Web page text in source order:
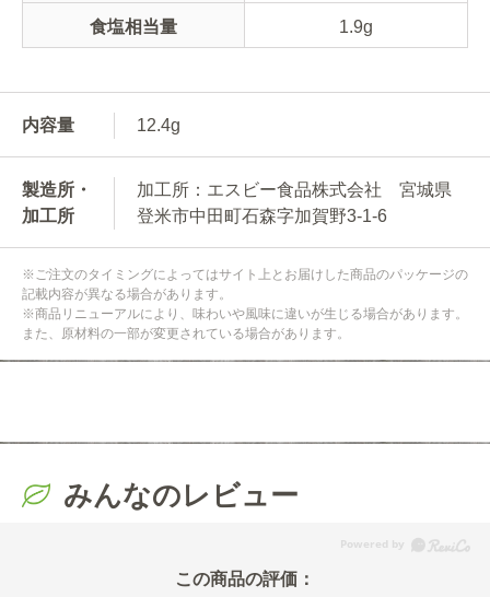
食塩相当量 1.9g
内容量 12.4g
製造所・
加工所
加工所：エスビー食品株式会社 宮城県
登米市中田町石森字加賀野3-1-6
※ご注文のタイミングによってはサイト上とお届けした商品のパッケージの
記載内容が異なる場合があります。
※商品リニューアルにより、味わいや風味に違いが生じる場合があります。
また、原材料の一部が変更されている場合があります。
みんなのレビュー